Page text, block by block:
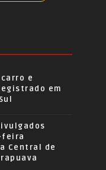
e
em
feira
Central de